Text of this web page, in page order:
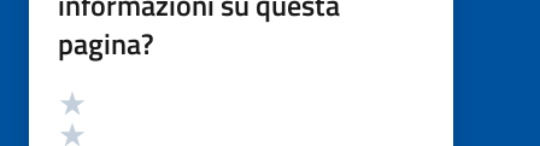
pagina?
Valutazione